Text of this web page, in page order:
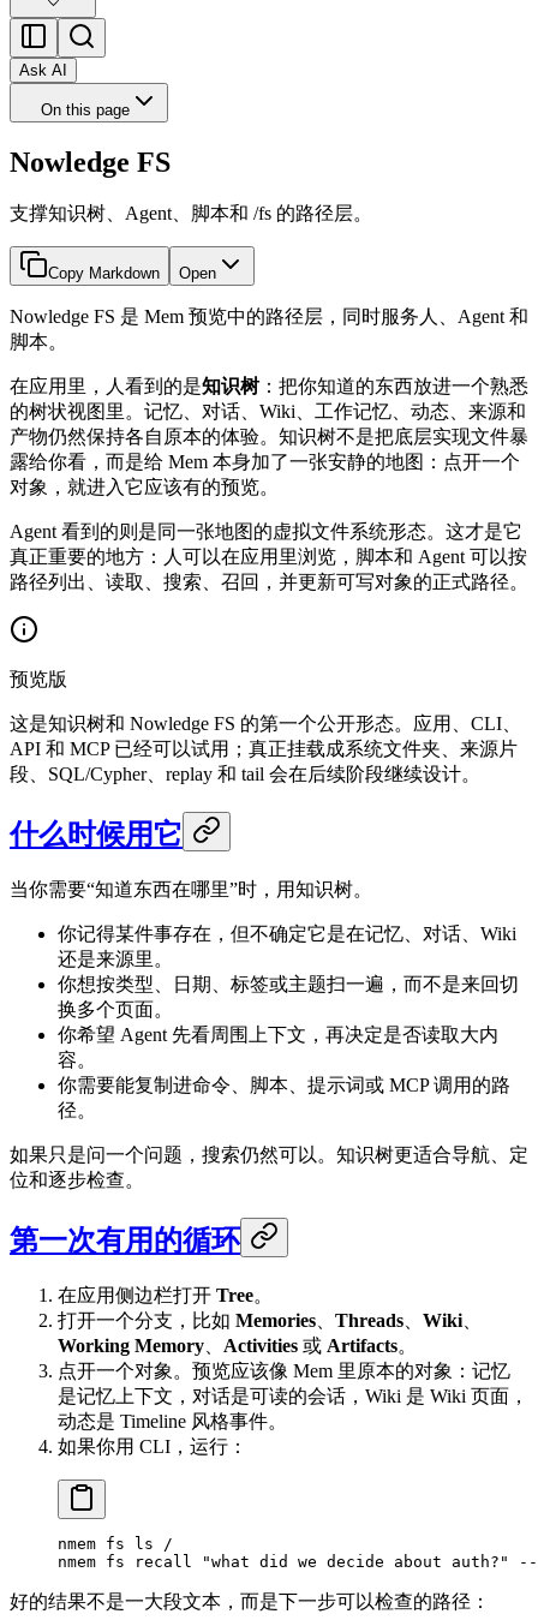
Ask AI
On this page
Nowledge FS
支撑知识树、Agent、脚本和 /fs 的路径层。
Copy Markdown Open
Nowledge FS 是 Mem 预览中的路径层，同时服务人、Agent 和
脚本。
在应用里，人看到的是知识树：把你知道的东西放进一个熟悉
的树状视图里。记忆、对话、Wiki、工作记忆、动态、来源和
产物仍然保持各自原本的体验。知识树不是把底层实现文件暴
露给你看，而是给 Mem 本身加了一张安静的地图：点开一个
对象，就进入它应该有的预览。
Agent 看到的则是同一张地图的虚拟文件系统形态。这才是它
真正重要的地方：人可以在应用里浏览，脚本和 Agent 可以按
路径列出、读取、搜索、召回，并更新可写对象的正式路径。
预览版
这是知识树和 Nowledge FS 的第一个公开形态。应用、CLI、
API 和 MCP 已经可以试用；真正挂载成系统文件夹、来源片
段、SQL/Cypher、replay 和 tail 会在后续阶段继续设计。
什么时候用它
当你需要“知道东西在哪里”时，用知识树。
你记得某件事存在，但不确定它是在记忆、对话、Wiki
还是来源里。
你想按类型、日期、标签或主题扫一遍，而不是来回切
换多个页面。
你希望 Agent 先看周围上下文，再决定是否读取大内
容。
你需要能复制进命令、脚本、提示词或 MCP 调用的路
径。
如果只是问一个问题，搜索仍然可以。知识树更适合导航、定
位和逐步检查。
第一次有用的循环
在应用侧边栏打开 Tree。
打开一个分支，比如 Memories Threads Wiki
Working Memory
Activities 或 Artifacts。
点开一个对象。预览应该像 Mem 里原本的对象：记忆
是记忆上下文，对话是可读的会话，Wiki 是 Wiki 页面，
动态是 Timeline 风格事件。
如果你用 CLI，运行：
nmem fs ls /
nmem fs recall "what did we decide about auth?"
好的结果不是一大段文本，而是下一步可以检查的路径：